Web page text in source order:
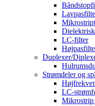
LC-filter
Duplexer/
Strømdeler og
LC-
Mikrostrip